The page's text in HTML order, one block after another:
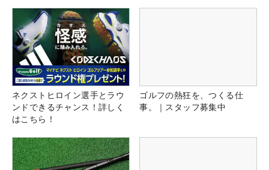
ネクストヒロイン選手とラウ
ンドできるチャンス！詳しく
はこちら！
ゴルフの熱狂を、つくる仕
事。｜スタッフ募集中